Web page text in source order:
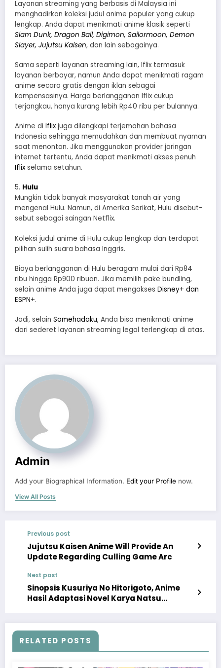
Layanan streaming yang berbasis di Malaysia ini
menghadirkan koleksi judul anime populer yang cukup
lengkap. Anda dapat menikmati anime klasik seperti
Slam Dunk, Dragon Ball, Digimon, Sailormoon, Demon
Slayer, Jujutsu Kaisen, dan lain sebagainya.
Sama seperti layanan streaming lain, Iflix termasuk
layanan berbayar, namun Anda dapat menikmati ragam
anime secara gratis dengan iklan sebagai
kompensasinya. Harga berlangganan Iflix cukup
terjangkau, hanya kurang lebih Rp40 ribu per bulannya.
Anime di Iflix juga dilengkapi terjemahan bahasa
Indonesia sehingga memudahkan dan membuat nyaman
saat menonton. Jika menggunakan provider jaringan
internet tertentu, Anda dapat menikmati akses penuh
Iflix selama setahun.
5. Hulu
Mungkin tidak banyak masyarakat tanah air yang
mengenal Hulu. Namun, di Amerika Serikat, Hulu disebut-
sebut sebagai saingan Netflix.
Koleksi judul anime di Hulu cukup lengkap dan terdapat
pilihan sulih suara bahasa Inggris.
Biaya berlangganan di Hulu beragam mulai dari Rp84
ribu hingga Rp900 ribuan. Jika memilih pake bundling,
selain anime Anda juga dapat mengakses Disney+ dan
ESPN+.
Jadi, selain Samehadaku, Anda bisa menikmati anime
dari sederet layanan streaming legal terlengkap di atas.
Admin
Add your Biographical Information. Edit your Profile now.
View All Posts
Previous post
Jujutsu Kaisen Anime Will Provide An
Update Regarding Culling Game Arc
Next post
Sinopsis Kusuriya No Hitorigoto, Anime
Hasil Adaptasi Novel Karya Natsu
RELATED POSTS